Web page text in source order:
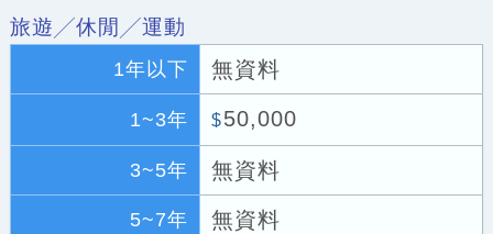
旅遊╱休閒╱運動
1年以下 無資料
1~3年 $50,000
3~5年 無資料
5~7年 無資料